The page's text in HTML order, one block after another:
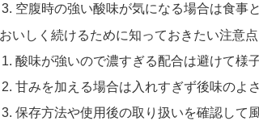
空腹時の強い酸味が気になる場合は食事
おいしく続けるために知っておきたい注意点
酸味が強いので濃すぎる配合は避けて様
甘みを加える場合は入れすぎず後味のよ
保存方法や使用後の取り扱いを確認して